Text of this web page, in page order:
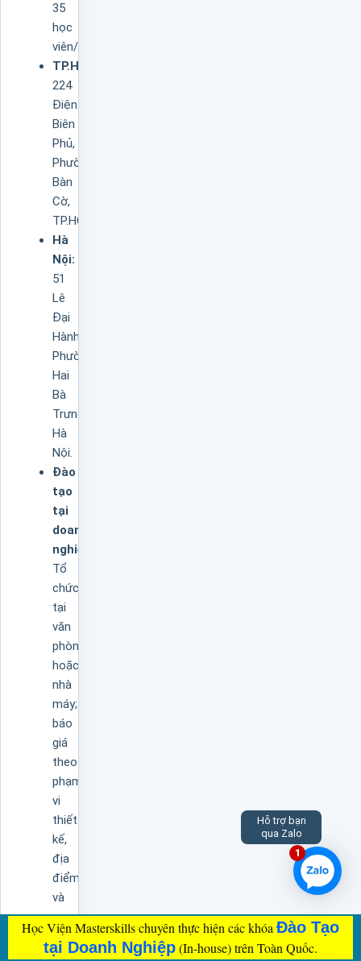
35
học
viên/lớp.
TP.HCM:
224
Điện
Biên
Phủ,
Phường
Bàn
Cờ,
TP.HCM.
Hà
Nội:
51
Lê
Đại
Hành,
Phường
Hai
Bà
Trưng,
Hà
Nội.
Đào
tạo
tại
doanh
nghiệp:
Tổ
chức
tại
văn
phòng
hoặc
nhà
máy;
báo
giá
theo
phạm
vi
thiết
kế,
địa
điểm
và
quy
mô
lớp.
1
Hỗ trợ bạn
qua Zalo
Học Viện Masterskills chuyên thực hiện các khóa Đào Tạo
tại Doanh Nghiệp(In-house) trên Toàn Quốc.